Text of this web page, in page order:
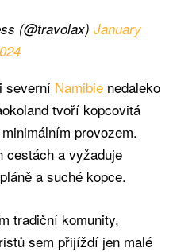
(@travolax) January
severní Namibie nedaleko
tvoří kopcovitá
provozem.
cestách a vyžaduje
a suché kopce.
tradiční komunity,
sem přijíždí jen malé